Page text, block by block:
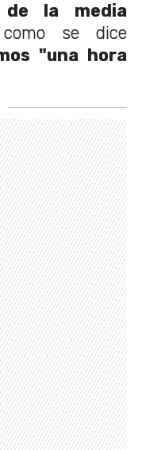
la media
se dice
"una hora